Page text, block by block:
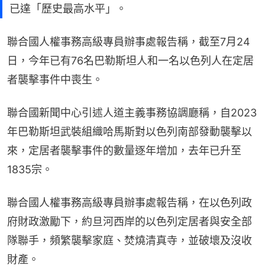
已達「歷史最高水平」。
聯合國人權事務高級專員辦事處報告稱，截至7月24
日，今年已有76名巴勒斯坦人和一名以色列人在定居
者襲擊事件中喪生。
聯合國新聞中心引述人道主義事務協調廳稱，自2023
年巴勒斯坦武裝組織哈馬斯對以色列南部發動襲擊以
來，定居者襲擊事件的數量逐年增加，去年已升至
1835宗。
聯合國人權事務高級專員辦事處報告稱，在以色列政
府財政激勵下，約旦河西岸的以色列定居者與安全部
隊聯手，頻繁襲擊家庭、焚燒清真寺，並破壞及沒收
財產。